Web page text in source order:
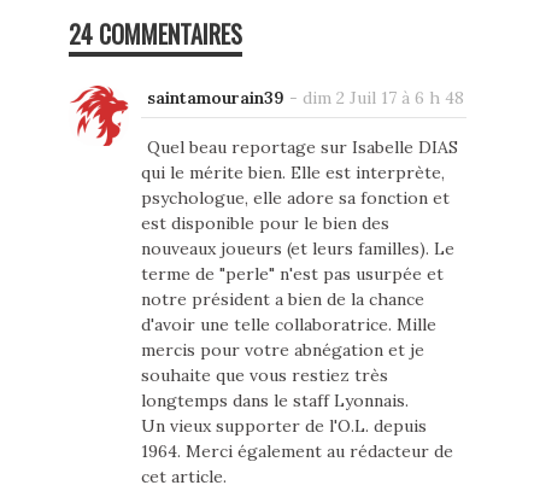
24 COMMENTAIRES
saintamourain39 - dim 2 Juil 17 à 6 h 48
Quel beau reportage sur Isabelle DIAS
qui le mérite bien. Elle est interprète,
psychologue, elle adore sa fonction et
est disponible pour le bien des
nouveaux joueurs (et leurs familles). Le
terme de "perle" n'est pas usurpée et
notre président a bien de la chance
d'avoir une telle collaboratrice. Mille
mercis pour votre abnégation et je
souhaite que vous restiez très
longtemps dans le staff Lyonnais.
Un vieux supporter de l'O.L. depuis
1964. Merci également au rédacteur de
cet article.